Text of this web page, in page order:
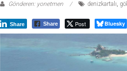
Gönderen: yonetmen denizkartalı,
Share Share Post Bluesky